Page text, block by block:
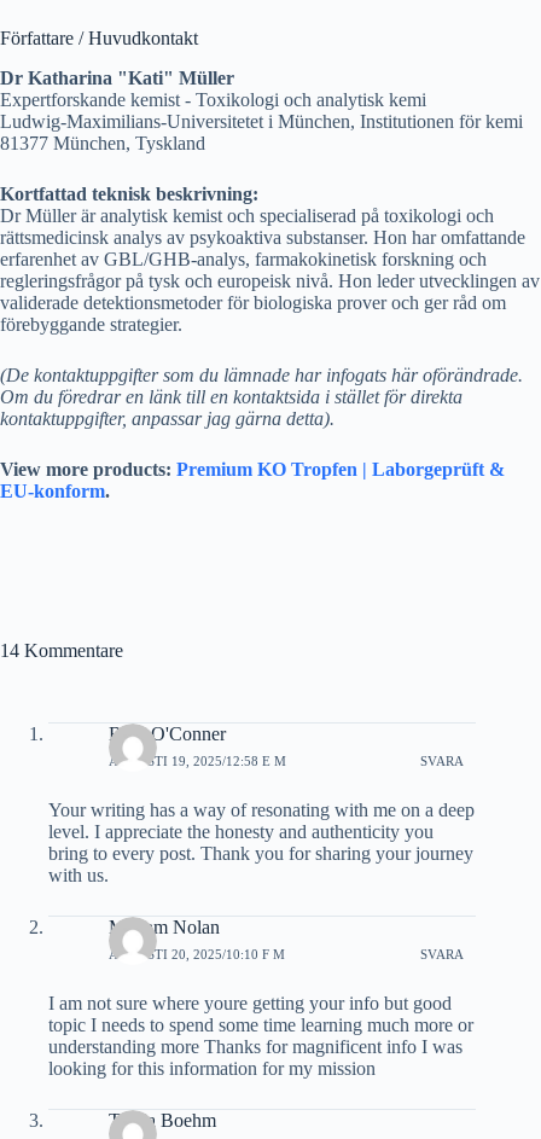
Författare / Huvudkontakt
Dr Katharina "Kati" Müller
Expertforskande kemist - Toxikologi och analytisk kemi
Ludwig-Maximilians-Universitetet i München, Institutionen för kemi
81377 München, Tyskland
Kortfattad teknisk beskrivning:
Dr Müller är analytisk kemist och specialiserad på toxikologi och
rättsmedicinsk analys av psykoaktiva substanser. Hon har omfattande
erfarenhet av GBL/GHB-analys, farmakokinetisk forskning och
regleringsfrågor på tysk och europeisk nivå. Hon leder utvecklingen av
validerade detektionsmetoder för biologiska prover och ger råd om
förebyggande strategier.
(De kontaktuppgifter som du lämnade har infogats här oförändrade.
Om du föredrar en länk till en kontaktsida i stället för direkta
kontaktuppgifter, anpassar jag gärna detta).
View more products: Premium KO Tropfen | Laborgeprüft &
EU-konform.
14 Kommentare
Blair O'Conner
AUGUSTI 19, 2025/12:58 E M SVARA
Your writing has a way of resonating with me on a deep
level. I appreciate the honesty and authenticity you
bring to every post. Thank you for sharing your journey
with us.
Mariam Nolan
AUGUSTI 20, 2025/10:10 F M SVARA
I am not sure where youre getting your info but good
topic I needs to spend some time learning much more or
understanding more Thanks for magnificent info I was
looking for this information for my mission
Tamia Boehm